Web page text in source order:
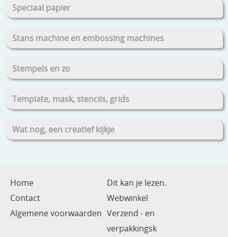
Speciaal papier
Stans machine en embossing machines
Stempels en zo
Template, mask, stencils, grids
Wat nog, een creatief kijkje
Home
Dit kan je lezen.
Contact
Webwinkel
Algemene voorwaarden Verzend - en
verpakkingsk